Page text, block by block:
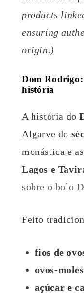
products
ensuring
origin.)
Dom
história
A história do
Algarve do
monástica e
Lagos e
sobre o bolo
Feito
fios de
ovos-
açúcar e